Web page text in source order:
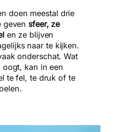
doen meestal drie
geven sfeer, ze
en ze blijven
naar te kijken.
onderschat. Wat
kan in een
te fel, te druk of te